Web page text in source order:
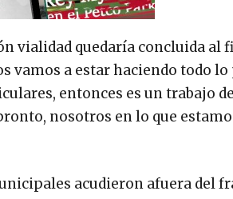
vialidad quedaría concluida al
vamos a estar haciendo todo
entonces es un trabajo
nosotros en lo que
acudieron afuera del